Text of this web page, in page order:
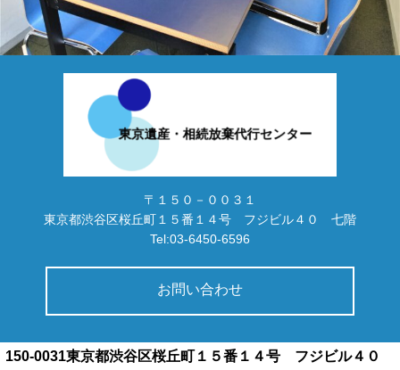
〒１５０－００３１
東京都渋谷区桜丘町１５番１４号 フジビル４０ 七階
Tel:03-6450-6596
お問い合わせ
150-0031東京都渋谷区桜丘町１５番１４号 フジビル４０